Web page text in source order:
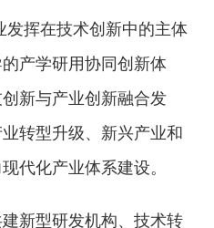
挥在技术创新中的主体
产学研用协同创新体
新与产业创新融合发
转型升级、新兴产业和
代化产业体系建设。
新型研发机构、技术转